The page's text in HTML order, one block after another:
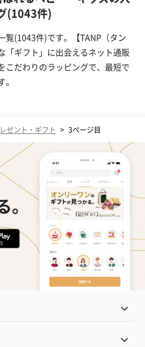
(1043件)
覧(1043件)です。【TANP（タン
「ギフト」に出会えるネット通販
こだわりのラッピングで、最短で
ゼント・ギフト > 3ページ目